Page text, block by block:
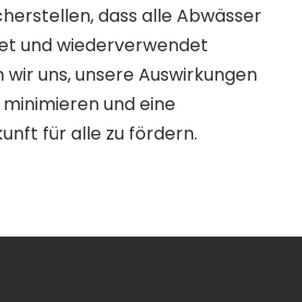
dass alle Abwässer
und wiederverwendet
uns, unsere Auswirkungen
und eine
für alle zu fördern.